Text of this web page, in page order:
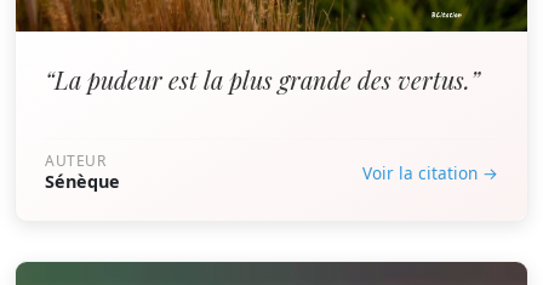
“La pudeur est la plus grande des vertus.”
AUTEUR
Sénèque Voir la citation →